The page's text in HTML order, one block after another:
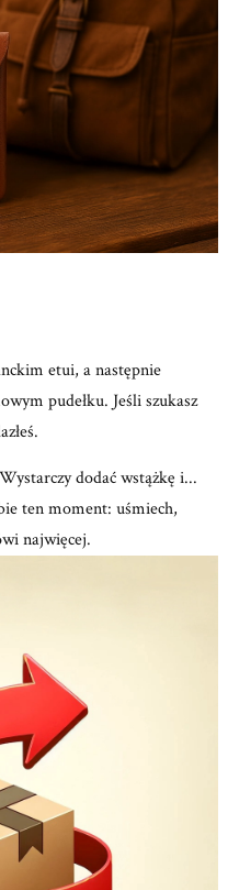
etui, a następnie
pudełku. Jeśli szukasz
Wystarczy dodać wstążkę i...
ten moment: uśmiech,
najwięcej.